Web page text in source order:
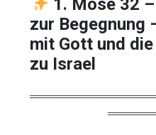
1. Mose 32
zur Begegnung
mit Gott und die
zu Israel